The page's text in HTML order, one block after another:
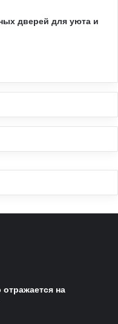
дверей для уюта и
отражается на